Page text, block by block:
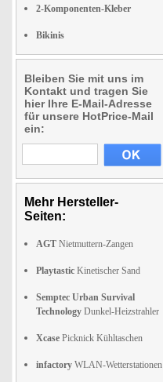
2-Komponenten-Kleber
Bikinis
Bleiben Sie mit uns im
Kontakt und tragen Sie
hier Ihre E-Mail-Adresse
für unsere HotPrice-Mail
ein:
Mehr Hersteller-
Seiten:
AGT Nietmuttern-Zangen
Playtastic Kinetischer Sand
Semptec Urban Survival
Technology Dunkel-Heizstrahler
Xcase Picknick Kühltaschen
infactory WLAN-Wetterstationen